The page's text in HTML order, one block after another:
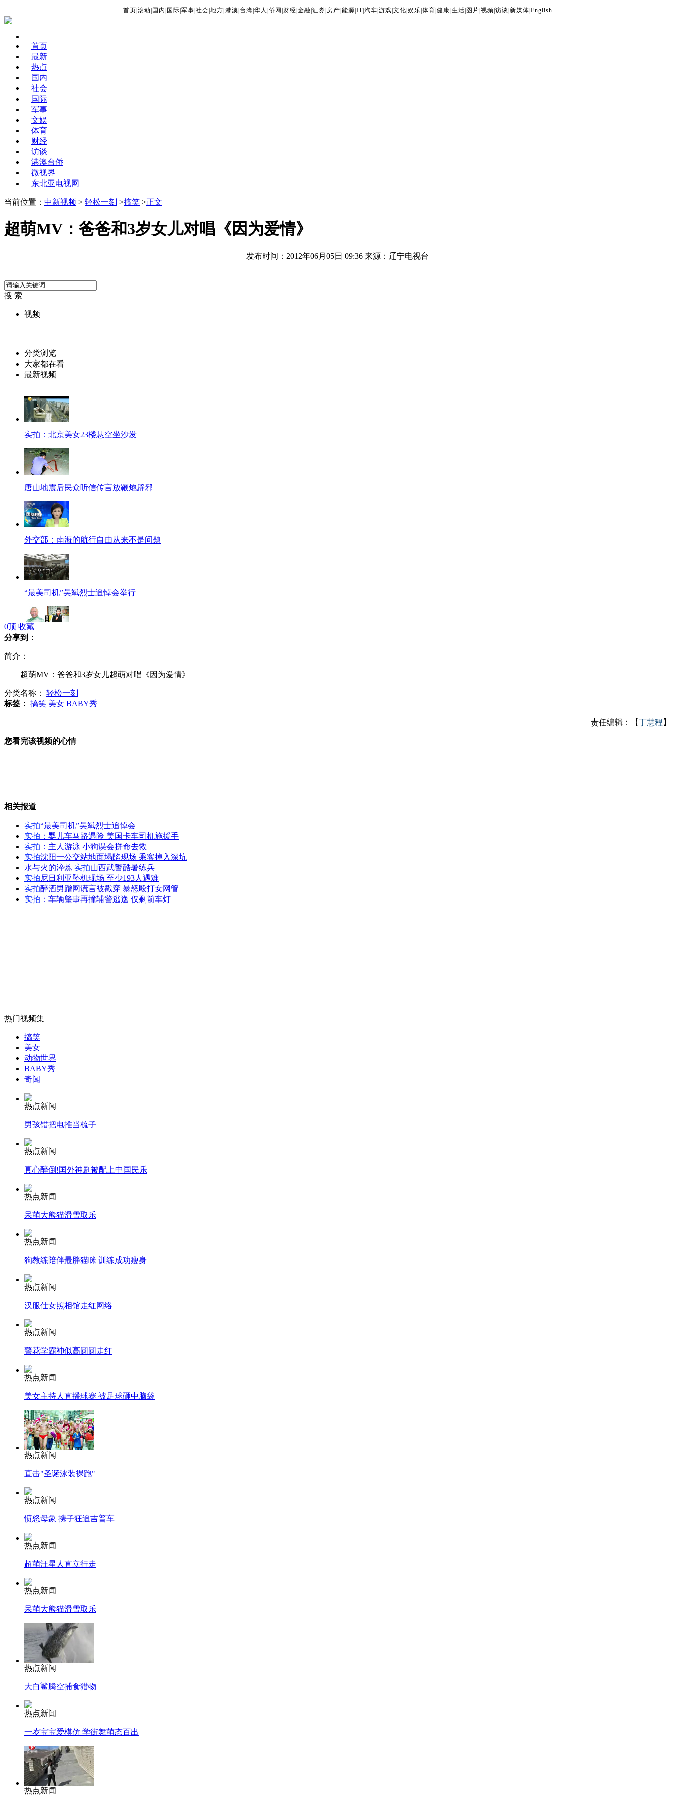
首页 滚动 国内 国际 军事 社会 地方 港澳 台湾 华人 侨网 财经 金融 证券 房产 能源 IT| 汽车 游戏 文化 娱乐 体育 健康 生活 图片 视频 访谈 新媒体 English
首页
最新
热点
国内
社会
国际
军事
文娱
体育
财经
访谈
港澳台侨
微视界
东北亚电视网
当前位置： 中新视频 > 轻松一刻 >搞笑 >正文
超萌MV：爸爸和3岁女儿对唱《因为爱情》
发布时间：2012年06月05日 09:36 来源：辽宁电视台
搜 索
视频
分类浏览
大家都在看
最新视频
实拍：北京美女23楼悬空坐沙发
唐山地震后民众听信传言放鞭炮辟邪
外交部：南海的航行自由从来不是问题
“最美司机”吴斌烈士追悼会举行
美国防长印度行“销售武器”是重点
美防长帕内塔再提中国“威胁论”
深圳飙车案3遇难者系“生前烧死”
外交部：反对强权政治霸凌主义
外交部：有关国家言论片面不公正
安徽一实载49人客车翻车
消防员救轻生者
司机酒驾遇交警 急速倒车逃窜
0顶 收藏
分享到：
简介：
超萌MV：爸爸和3岁女儿超萌对唱《因为爱情》
分类名称： 轻松一刻
标签： 搞笑 美女 BABY秀
责任编辑：【丁慧程 】
您看完该视频的心情
相关报道
实拍“最美司机”吴斌烈士追悼会
实拍 ：婴儿车马路遇险 美国卡车司机施援手
实拍 ：主人游泳 小狗误会拼命去救
实拍沈阳一公交站地面塌陷现场 乘客掉入深坑
水与火的淬炼 实拍山西武警酷暑练兵
实拍尼日利亚坠机现场 至少193人遇难
实拍醉酒男蹭网谎言被戳穿 暴怒殴打女网管
实拍 ：车辆肇事再撞辅警逃逸 仅剩前车灯
热门视频集
搞笑
美女
动物世界
BABY秀
奇闻
热点新闻
男孩错把电推当梳子
热点新闻
真心醉倒!国外神剧被配上中国民乐
热点新闻
呆萌大熊猫滑雪取乐
热点新闻
狗教练陪伴最胖猫咪 训练成功瘦身
热点新闻
汉服仕女照相馆走红网络
热点新闻
警花学霸神似高圆圆走红
热点新闻
美女主持人直播球赛 被足球砸中脑袋
热点新闻
直击"圣诞泳装裸跑"
热点新闻
愤怒母象 携子狂追吉普车
热点新闻
超萌汪星人直立行走
热点新闻
呆萌大熊猫滑雪取乐
热点新闻
大白鲨腾空捕食猎物
热点新闻
一岁宝宝爱模仿 学街舞萌态百出
热点新闻